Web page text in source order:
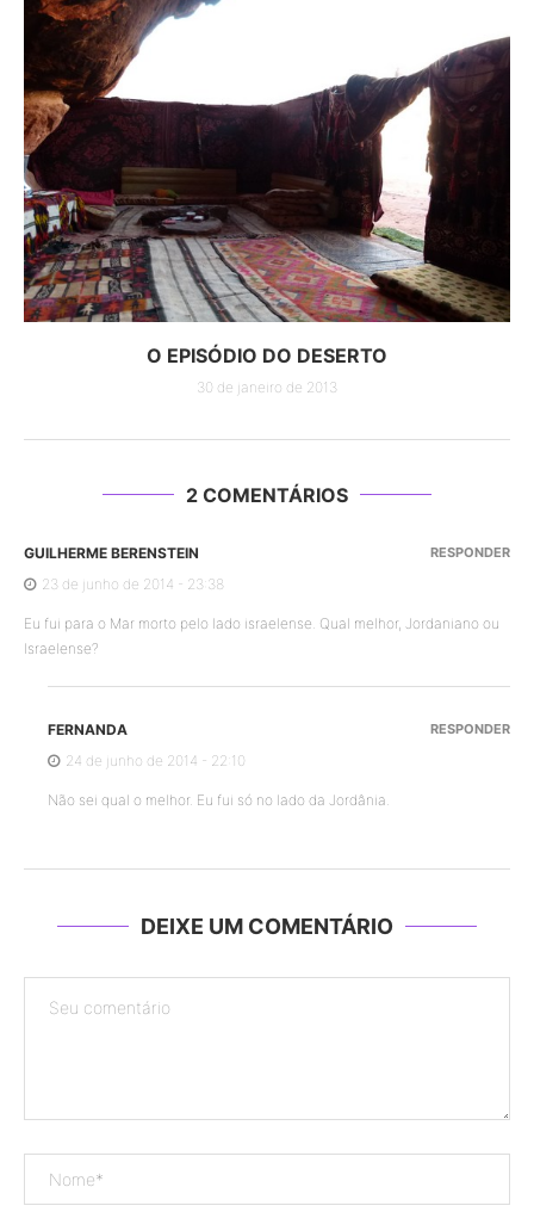
O EPISÓDIO DO DESERTO
30 de janeiro de 2013
2 COMENTÁRIOS
GUILHERME BERENSTEIN
23 de junho de 2014 - 23:38
Eu fui para o Mar morto pelo lado israelense. Qual melhor, Jordaniano ou
Israelense?
RESPONDER
FERNANDA
24 de junho de 2014 - 22:10
Não sei qual o melhor. Eu fui só no lado da Jordânia.
RESPONDER
DEIXE UM COMENTÁRIO